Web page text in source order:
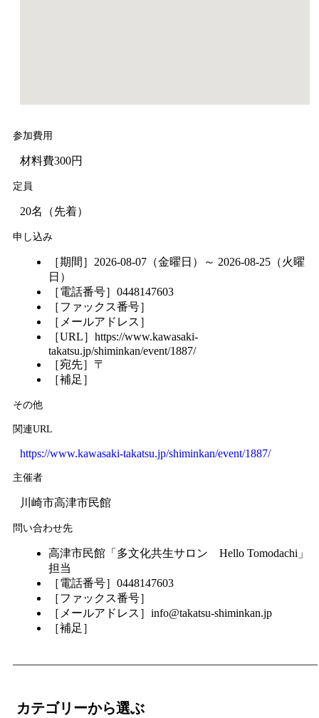
参加費用
材料費300円
定員
20名（先着）
申し込み
［期間］2026-08-07（金曜日）～ 2026-08-25（火曜
日）
［電話番号］0448147603
［ファックス番号］
［メールアドレス］
［URL］https://www.kawasaki-
takatsu.jp/shiminkan/event/1887/
［宛先］〒
［補足］
その他
関連URL
https://www.kawasaki-takatsu.jp/shiminkan/event/1887/
主催者
川崎市高津市民館
問い合わせ先
高津市民館「多文化共生サロン Hello Tomodachi」
担当
［電話番号］0448147603
［ファックス番号］
［メールアドレス］info@takatsu-shiminkan.jp
［補足］
カテゴリーから選ぶ